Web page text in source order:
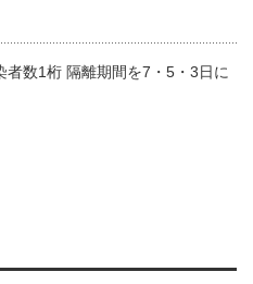
者数1桁 隔離期間を7・5・3日に